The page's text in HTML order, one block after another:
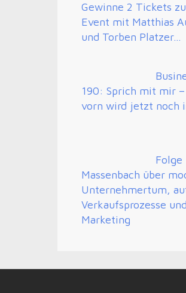
Gewinne 2 Tickets
Event mit Matthias
und Torben Platzer…
190: Sprich mit mir
vorn wird jetzt noch
Folge
Massenbach über
Unternehmertum,
Verkaufsprozesse
Marketing